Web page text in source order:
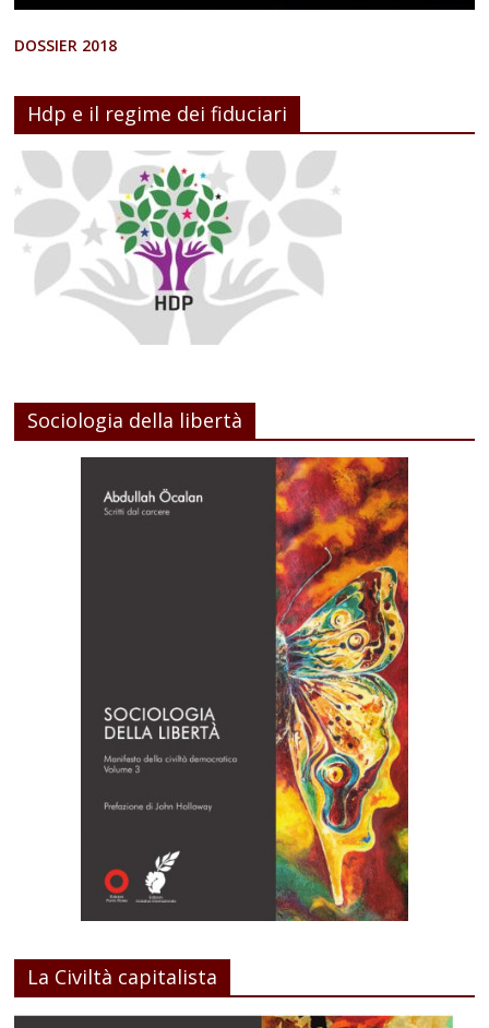
DOSSIER 2018
Hdp e il regime dei fiduciari
Sociologia della libertà
La Civiltà capitalista